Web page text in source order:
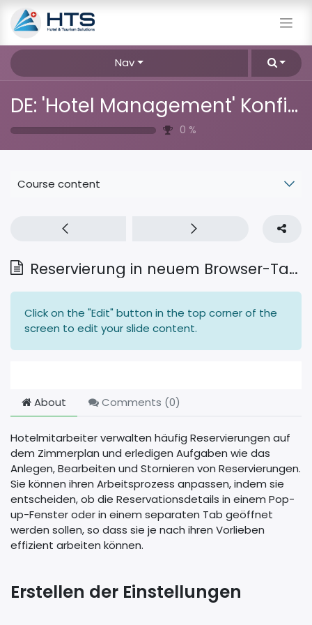
Nav
DE: 'Hotel Management' Konfiguration
0 %
Course content
Reservierung in neuem Browser-Tab öffnen
Click on the "Edit" button in the top corner of the
screen to edit your slide content.
About Comments (0)
Hotelmitarbeiter verwalten häufig Reservierungen auf
dem Zimmerplan und erledigen Aufgaben wie das
Anlegen, Bearbeiten und Stornieren von Reservierungen.
Sie können ihren Arbeitsprozess anpassen, indem sie
entscheiden, ob die Reservationsdetails in einem Pop-
up-Fenster oder in einem separaten Tab geöffnet
werden sollen, so dass sie je nach ihren Vorlieben
effizient arbeiten können.
Erstellen der Einstellungen